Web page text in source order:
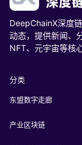
DeepChainX深度
动态，提供新闻、
NFT、元宇宙等核
分类
东盟数字走廊
产业区块链